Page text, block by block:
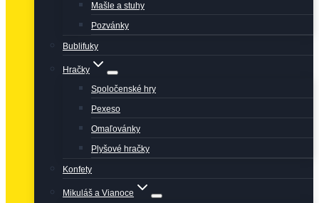
Mašle a stuhy
Pozvánky
Bublifuky
Hračky
Spoločenské hry
Pexeso
Omaľovánky
Plyšové hračky
Konfety
Mikuláš a Vianoce